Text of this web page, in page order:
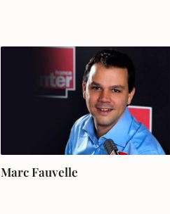
Marc Fauvelle